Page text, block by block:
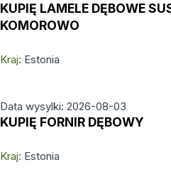
KUPIĘ LAMELE DĘBOWE
KOMOROWO
Kraj: Estonia
Data wysylki: 2026-08-03
KUPIĘ FORNIR DĘBOWY
Kraj: Estonia